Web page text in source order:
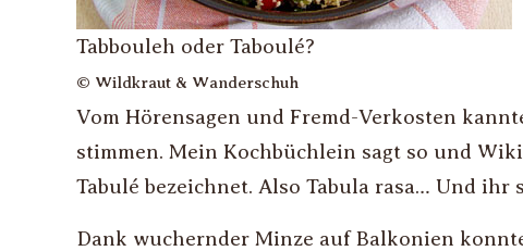
Tabbouleh oder Taboulé?
© Wildkraut & Wanderschuh
Vom Hörensagen und Fremd-Verkosten
stimmen. Mein Kochbüchlein sagt so und
Tabulé bezeichnet. Also Tabula rasa… Und ihr
Dank wuchernder Minze auf Balkonien